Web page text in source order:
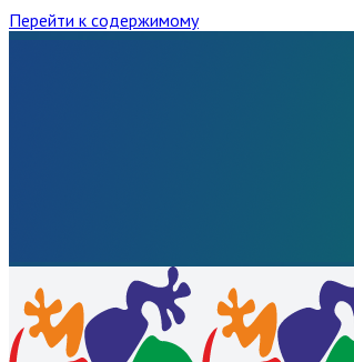
Перейти к содержимому